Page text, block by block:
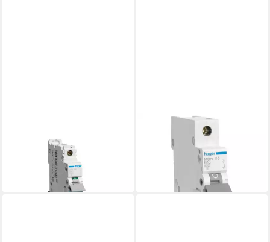
Leitungsschutzschalter NBN
ab 28,66 €
lieferbar - in 2-3 Werktagen bei dir
Schalter
Leitungsschutzschalter MBN
lieferbar - in 2-3 Werktagen bei dir